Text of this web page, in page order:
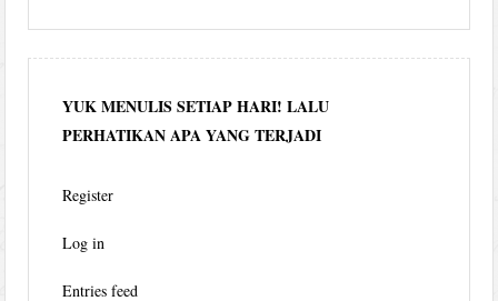
YUK MENULIS SETIAP HARI! LALU
PERHATIKAN APA YANG TERJADI
Register
Log in
Entries feed